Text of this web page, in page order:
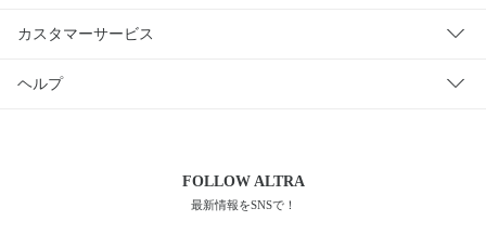
カスタマーサービス
ヘルプ
FOLLOWALTRA
最新情報をSNSで！